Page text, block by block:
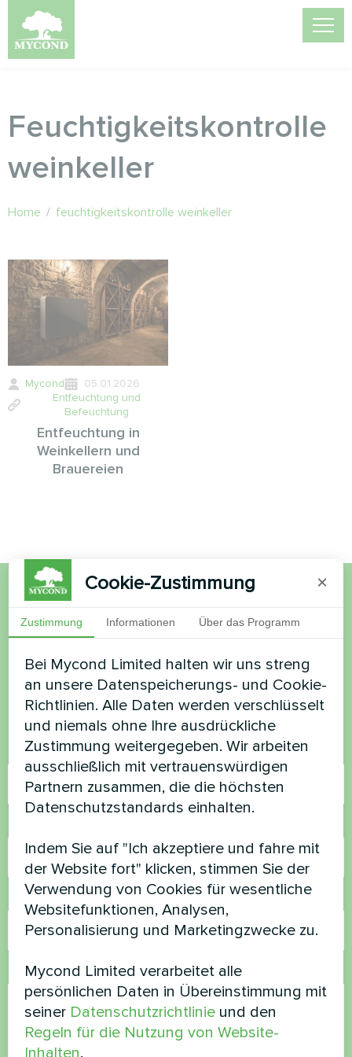
Feuchtigkeitskontrolle
weinkeller
Home / feuchtigkeitskontrolle weinkeller
Mycond
05.01.2026
Entfeuchtung und
Befeuchtung
Entfeuchtung in
Weinkellern und
Brauereien
Möchten Sie kaufen oder
haben Sie Fragen?
Kontaktieren Sie uns und wir werden Ihnen
helfen
Name
E-Mail
Kommentar
Cookie-Zustimmung ×
Zustimmung Informationen Über das Programm
Bei Mycond Limited halten wir uns streng
an unsere Datenspeicherungs- und Cookie-
Richtlinien. Alle Daten werden verschlüsselt
und niemals ohne Ihre ausdrückliche
Zustimmung weitergegeben. Wir arbeiten
ausschließlich mit vertrauenswürdigen
Partnern zusammen, die die höchsten
Datenschutzstandards einhalten.
Indem Sie auf "Ich akzeptiere und fahre mit
der Website fort" klicken, stimmen Sie der
Verwendung von Cookies für wesentliche
Websitefunktionen, Analysen,
Personalisierung und Marketingzwecke zu.
Mycond Limited verarbeitet alle
persönlichen Daten in Übereinstimmung mit
seiner Datenschutzrichtlinie und den
Regeln für die Nutzung von Website-
Inhalten.